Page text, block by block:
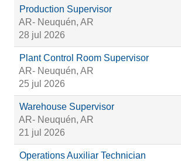
Production Supervisor
AR- Neuquén, AR
28 jul 2026
Plant Control Room Supervisor
AR- Neuquén, AR
25 jul 2026
Warehouse Supervisor
AR- Neuquén, AR
21 jul 2026
Operations Auxiliar Technician